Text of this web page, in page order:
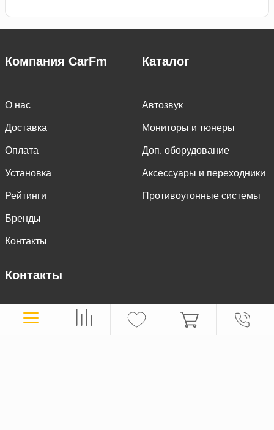
Компания CarFm
О нас
Доставка
Оплата
Установка
Рейтинги
Бренды
Контакты
Каталог
Автозвук
Мониторы и тюнеры
Доп. оборудование
Аксессуары и переходники
Противоугонные системы
Контакты
Санкт-Петербург, пр. Юрия Гагарина, д. 2А, к.3
8 (800) 301-38-08